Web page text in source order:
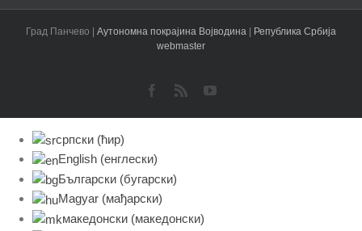
Град Панчево | Аутономна покрајина Војводина | Република Србија
webmaster
Facebook
Rss YouTube
српски (ћир)
English (енглески)
Български (бугарски)
Magyar (мађарски)
македонски (македонски)